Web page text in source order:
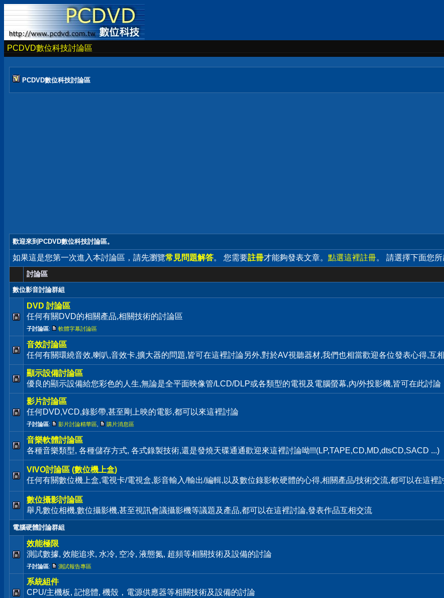
PCDVD數位科技討論區
PCDVD數位科技討論區
歡迎來到PCDVD數位科技討論區。
如果這是您第一次進入本討論區，請先瀏覽常見問題解答。 您需要註冊才能夠發表文章。 點選這裡註冊。 請選擇下面您
討論區
數位影音討論群組
DVD 討論區
任何有關DVD的相關產品,相關技術的討論區
子討論區: 軟體字幕討論區
音效討論區
任何有關環繞音效,喇叭,音效卡,擴大器的問題,皆可在這裡討論另外,對於AV視聽器材,我們也相當歡迎各位發表心得,互
顯示設備討論區
優良的顯示設備給您彩色的人生,無論是全平面映像管/LCD/DLP或各類型的電視及電腦螢幕,內/外投影機,皆可在此討論
影片討論區
任何DVD,VCD,錄影帶,甚至剛上映的電影,都可以來這裡討論
子討論區: 影片討論精華區 購片消息區
音樂軟體討論區
各種音樂類型, 各種儲存方式, 各式錄製技術,還是發燒天碟通通歡迎來這裡討論呦!!!(LP,TAPE,CD,MD,dtsCD,SACD ...)
VIVO討論區 (數位機上盒)
任何有關數位機上盒,電視卡/電視盒,影音輸入/輸出/編輯,以及數位錄影軟硬體的心得,相關產品/技術交流,都可以在這裡
數位攝影討論區
舉凡數位相機,數位攝影機,甚至視訊會議攝影機等議題及產品,都可以在這裡討論,發表作品互相交流
電腦硬體討論群組
效能極限
測試數據, 效能追求, 水冷, 空冷, 液態氮, 超頻等相關技術及設備的討論
子討論區: 測試報告專區
系統組件
CPU/主機板, 記憶體, 機殼，電源供應器等相關技術及設備的討論